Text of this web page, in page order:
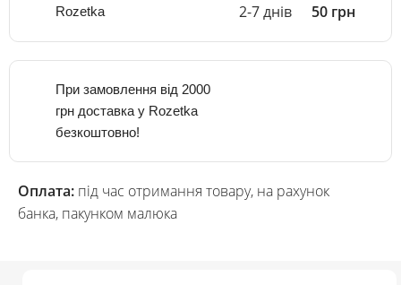
Rozetka 2-7 днів 50 грн
При замовлення від 2000
грн доставка у Rozetka
безкоштовно!
Оплата: під час отримання товару, на рахунок
банка, пакунком малюка